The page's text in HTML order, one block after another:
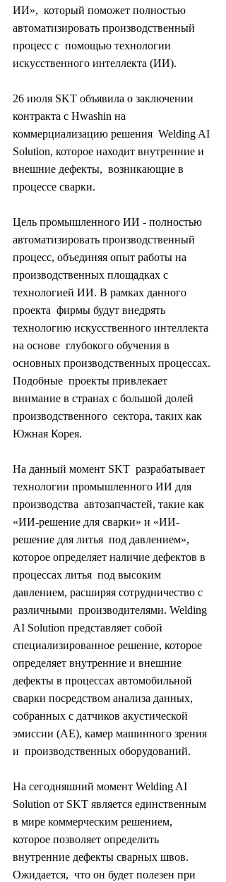
ИИ»,  который поможет полностью
автоматизировать производственный
процесс с  помощью технологии
искусственного интеллекта (ИИ).
26 июля SKT объявила о заключении
контракта с Hwashin на
коммерциализацию решения  Welding AI
Solution, которое находит внутренние и
внешние дефекты,  возникающие в
процессе сварки.
Цель промышленного ИИ - полностью
автоматизировать производственный
процесс, объединяя опыт работы на
производственных площадках с
технологией ИИ. В рамках данного
проекта  фирмы будут внедрять
технологию искусственного интеллекта
на основе  глубокого обучения в
основных производственных процессах.
Подобные  проекты привлекает
внимание в странах с большой долей
производственного  сектора, таких как
Южная Корея.
На данный момент SKT  разрабатывает
технологии промышленного ИИ для
производства  автозапчастей, такие как
«ИИ-решение для сварки» и «ИИ-
решение для литья  под давлением»,
которое определяет наличие дефектов в
процессах литья  под высоким
давлением, расширяя сотрудничество с
различными  производителями. Welding
AI Solution представляет собой
специализированное решение, которое
определяет внутренние и внешние
дефекты в процессах автомобильной
сварки посредством анализа данных,
собранных с датчиков акустической
эмиссии (AE), камер машинного зрения
и  производственных оборудований.
На сегодняшний момент Welding AI
Solution от SKT является единственным
в мире коммерческим решением,
которое позволяет определить
внутренние дефекты сварных швов.
Ожидается,  что он будет полезен при